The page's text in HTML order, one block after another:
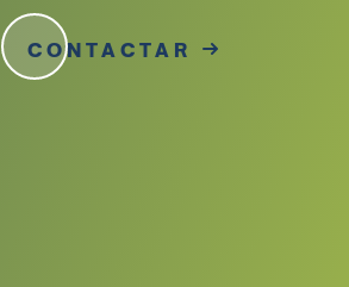
CONTACTAR